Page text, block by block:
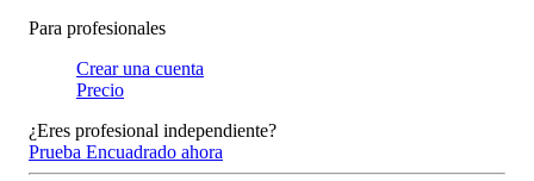
Para profesionales
Crear una cuenta
Precio
¿Eres profesional independiente?
Prueba Encuadrado ahora